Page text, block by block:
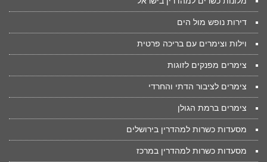
דירות נופש מול הים
וילות וצימרים עם בריכה פרטית
צימרים מפנקים לזוגות
צימרים לציבור הדתי והחרדי
צימרים ברמת הגולן
מסעדות כשרות למהדרין בירושלים
מסעדות כשרות למהדרין במרכז